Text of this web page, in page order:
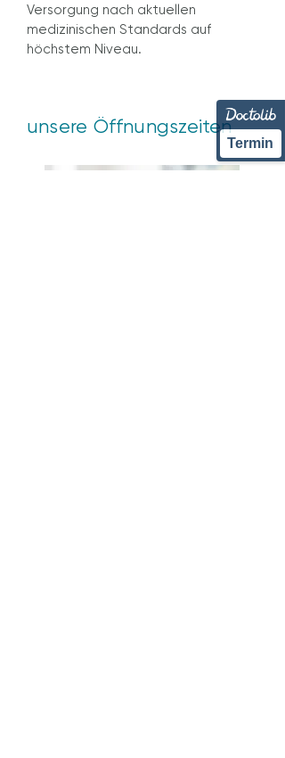
Versorgung nach aktuellen
medizinischen Standards auf
höchstem Niveau.
unsere Öffnungszeiten
Termin